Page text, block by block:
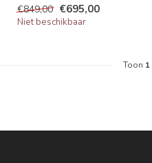
€849,00 €695,00
Niet beschikbaar
Toon 1